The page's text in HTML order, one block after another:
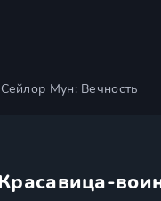
Мун: Вечность